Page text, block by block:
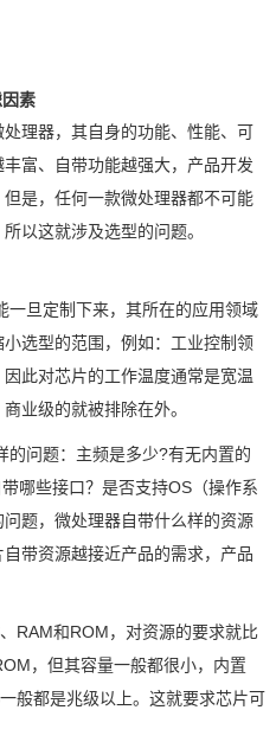
素
处理器，其自身的功能、性能、可
富、自带功能越强大，产品开发
是，任何一款微处理器都不可能
以这就涉及选型的问题。
旦定制下来，其所在的应用领域
选型的范围，例如：工业控制领
此对芯片的工作温度通常是宽温
业级的就被排除在外。
问题：主频是多少?有无内置的
哪些接口？是否支持OS（操作系
题，微处理器自带什么样的资源
带资源越接近产品的需求，产品
RAM和ROM，对资源的要求就比
，但其容量一般都很小，内置
般都是兆级以上。这就要求芯片可